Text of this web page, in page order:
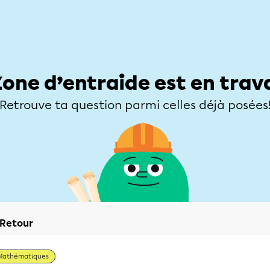
d’entraide est en
Retrouve ta question parmi celles déjà posées!
Retour